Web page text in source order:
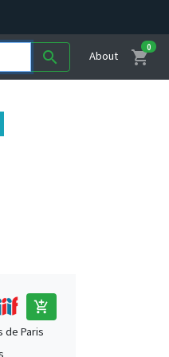
search About shopping_cart
0
add_shopping_cart
de Paris